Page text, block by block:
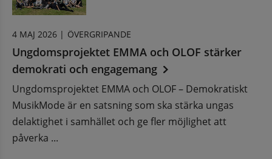
4 MAJ 2026 | ÖVERGRIPANDE
Ungdomsprojektet EMMA och OLOF stärker
demokrati och engagemang
Ungdomsprojektet EMMA och OLOF – Demokratiskt
MusikMode är en satsning som ska stärka ungas
delaktighet i samhället och ge fler möjlighet att
påverka ...